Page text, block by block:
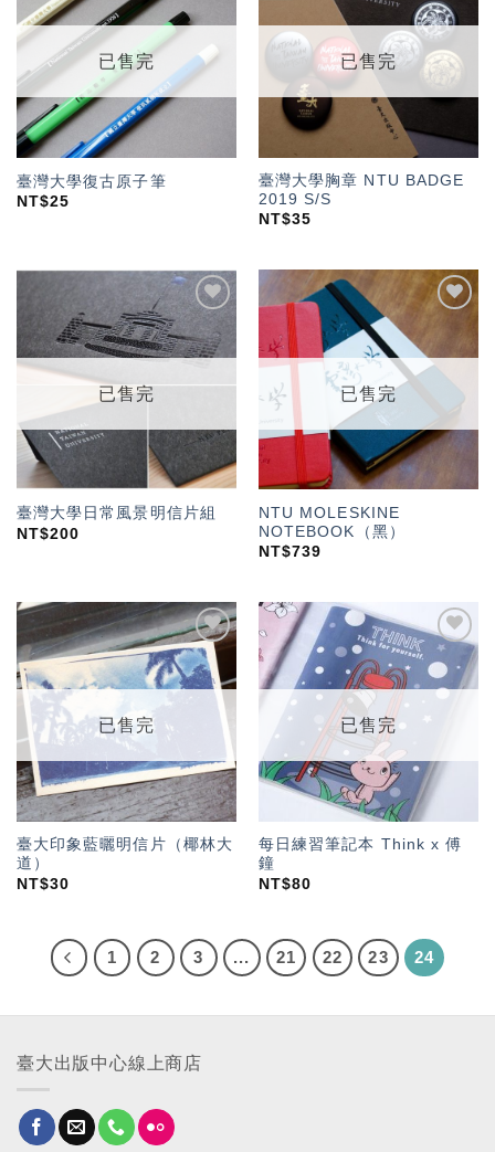
望輕
已售完
臺灣大學復古原子筆
NT$25
「願
望輕
單」
已售完
臺灣大學胸章 NTU BADGE
2019 S/S
NT$35
「願
望輕
已售完
臺灣大學日常風景明信片組
NT$200
望輕
單」
已售完
NTU MOLESKINE
NOTEBOOK（黑）
NT$739
加入
「願
望輕
單」
已售完
臺大印象藍曬明信片（椰林大
道）
NT$30
「願
望輕
已售完
每日練習筆記本 Think x 傅
鐘
NT$80
1 2 3 ... 21 22 23 24
臺大出版中心線上商店